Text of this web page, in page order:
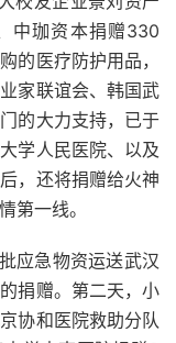
中珈资本捐赠330
的医疗防护用品，
家联谊会、韩国武
的大力支持，已于
学人民医院、以及
，还将捐赠给火神
第一线。
应急物资运送武汉
捐赠。第二天，小
协和医院救助分队